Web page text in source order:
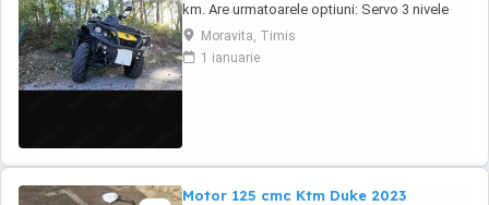
km. Are urmatoarele optiuni: Servo 3 nivele
Suspensie FOX cu rebound Bullbar fata
Bullbar spate Handguardurile Can am Jante
beadlock
Moravita, Timis
1 ianuarie
Motor 125 cmc Ktm Duke 2023